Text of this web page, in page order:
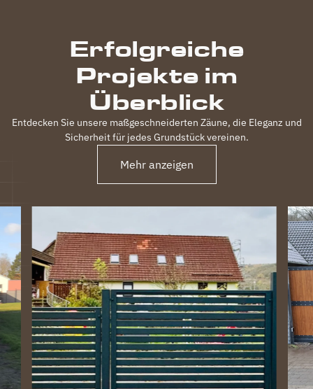
Erfolgreiche
Projekte im
Überblick
Entdecken Sie unsere maßgeschneiderten Zäune, die Eleganz und
Sicherheit für jedes Grundstück vereinen.
Mehr anzeigen